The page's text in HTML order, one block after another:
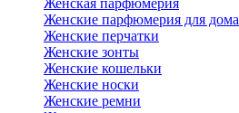
Женская парфюмерия
Женские парфюмерия для дома
Женские перчатки
Женские зонты
Женские кошельки
Женские носки
Женские ремни